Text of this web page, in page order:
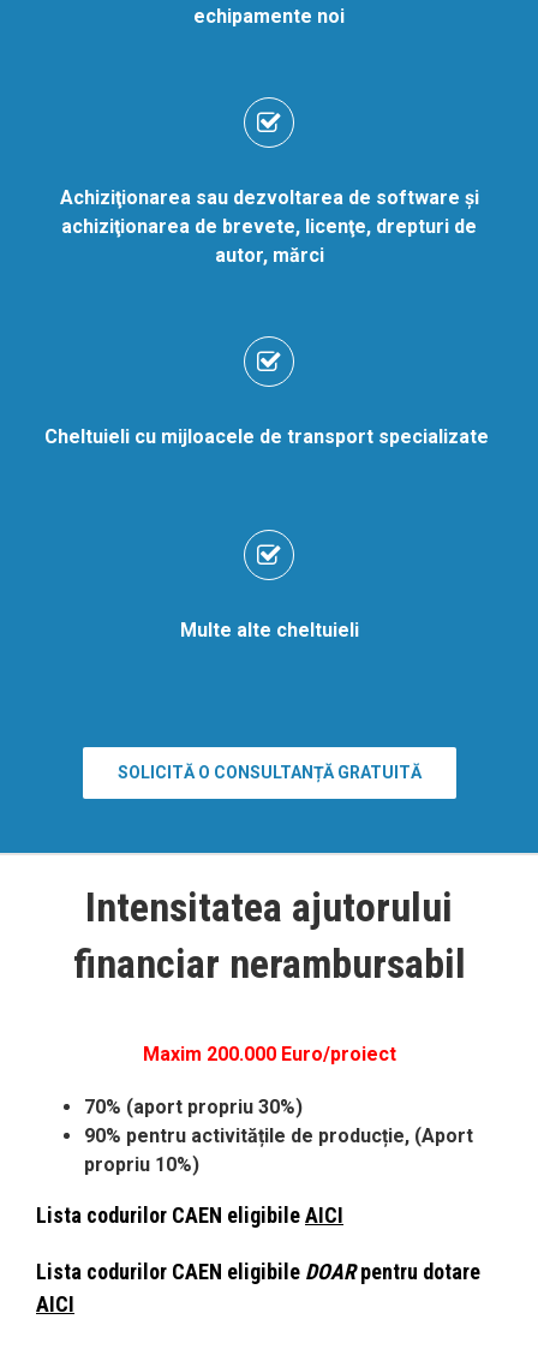
echipamente noi
Achiziţionarea sau dezvoltarea de software şi
achiziţionarea de brevete, licenţe, drepturi de
autor, mărci
Cheltuieli cu mijloacele de transport specializate
Multe alte cheltuieli
SOLICITĂ O CONSULTANȚĂ GRATUITĂ
Intensitatea ajutorului
financiar nerambursabil
Maxim 200.000 Euro/proiect
70% (aport propriu 30%)
90% pentru activitățile de producție, (Aport
propriu 10%)
Lista codurilor CAEN eligibileAICI
Lista codurilor CAEN eligibile DOARpentru dotare
AICI